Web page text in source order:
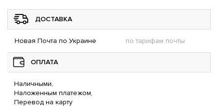
ДОСТАВКА
Новая Почта по Украине по тарифам почты
ОПЛАТА
Наличными,
Наложенным платежом,
Перевод на карту